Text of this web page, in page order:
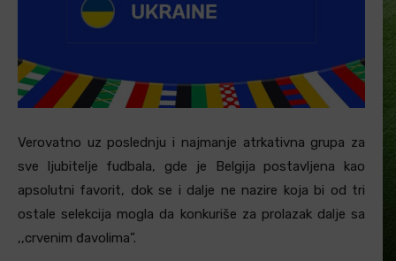
Verovatno uz poslednju i najmanje atrkativna grupa za
sve ljubitelje fudbala, gde je Belgija postavljena kao
apsolutni favorit, dok se i dalje ne nazire koja bi od tri
ostale selekcija mogla da konkuriše za prolazak dalje sa
,,crvenim đavolima”.